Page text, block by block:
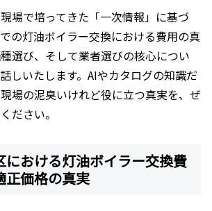
場で培ってきた「一次情報」に基づ
の灯油ボイラー交換における費用の真
選び、そして業者選びの核心につい
しいたします。AIやカタログの知識だ
場の泥臭いけれど役に立つ真実を、ぜ
ださい。
における灯油ボイラー交換費
正価格の真実